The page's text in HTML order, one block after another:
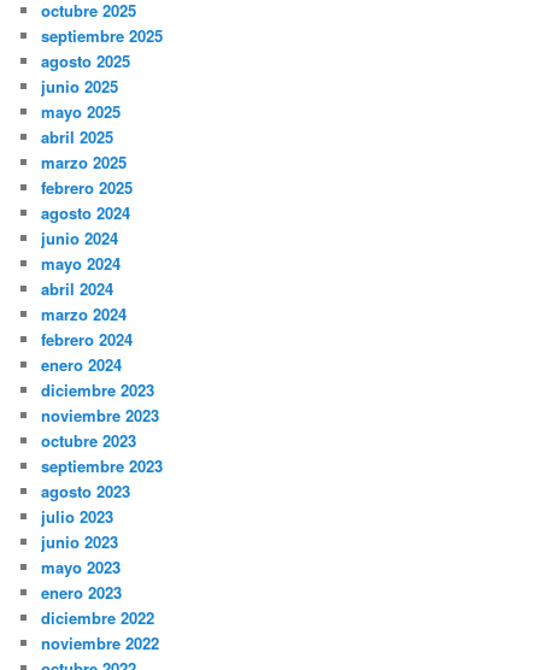
octubre 2025
septiembre 2025
agosto 2025
junio 2025
mayo 2025
abril 2025
marzo 2025
febrero 2025
agosto 2024
junio 2024
mayo 2024
abril 2024
marzo 2024
febrero 2024
enero 2024
diciembre 2023
noviembre 2023
octubre 2023
septiembre 2023
agosto 2023
julio 2023
junio 2023
mayo 2023
enero 2023
diciembre 2022
noviembre 2022